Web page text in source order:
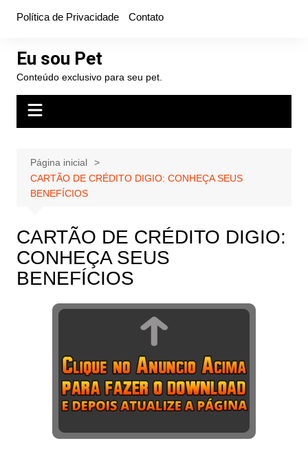
conteúdo
Política de Privacidade Contato
Eu sou Pet
Conteúdo exclusivo para seu pet.
Página inicial
CARTÃO DE CRÉDITO DIGIO: CONHEÇA SEUS
BENEFÍCIOS
CARTÃO DE CRÉDITO DIGIO:
CONHEÇA SEUS
BENEFÍCIOS